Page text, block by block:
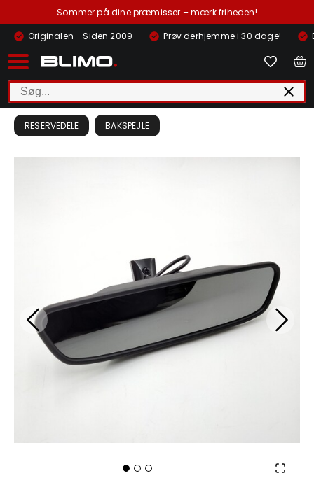
Sommer på dine præmisser – mærk friheden!
Originalen - Siden 2009
Prøv derhjemme i 30 dage!
RESERVEDELE BAKSPEJLE